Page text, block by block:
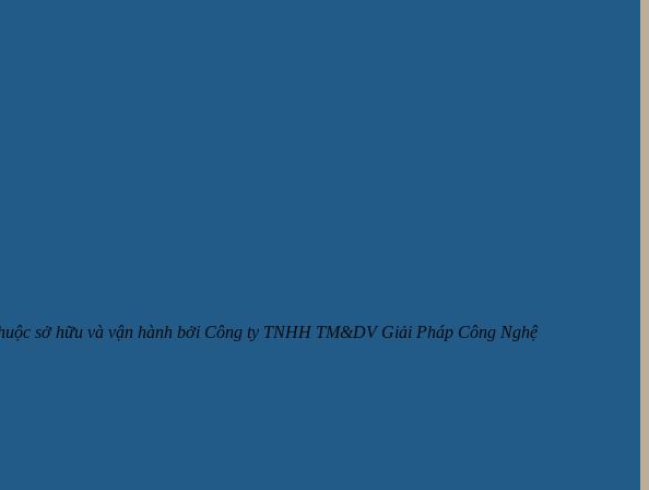
sở hữu và vận hành bởi Công ty TNHH TM&DV Giải Pháp Công Nghệ